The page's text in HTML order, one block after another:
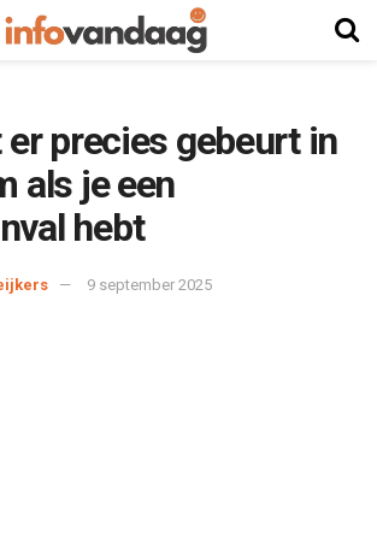
er precies gebeurt in
als je een
hebt
9 september 2025